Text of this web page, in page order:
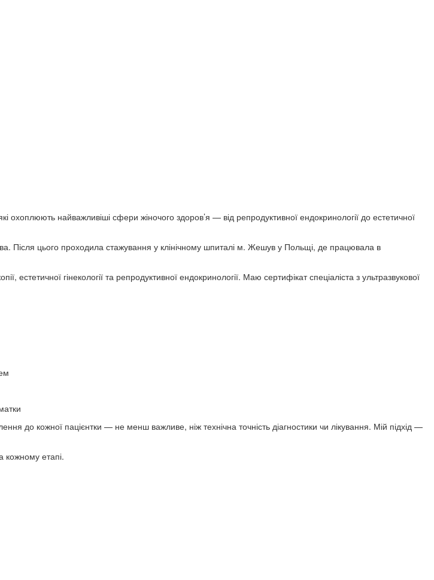
охоплюють найважливіші сфери жіночого здоров’я — від репродуктивної ендокринології до естетичної
Після цього проходила стажування у клінічному шпиталі м. Жешув у Польщі, де працювала в
естетичної гінекології та репродуктивної ендокринології. Маю сертифікат спеціаліста з ультразвукової
до кожної пацієнтки — не менш важливе, ніж технічна точність діагностики чи лікування. Мій підхід —
етапі.